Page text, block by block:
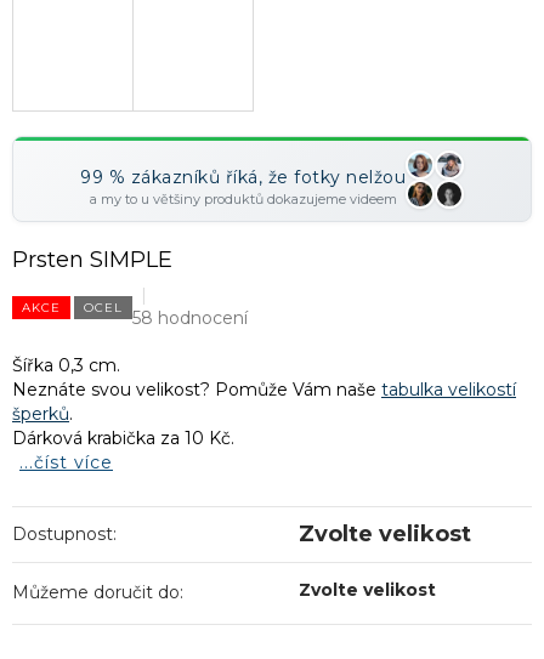
99 % zákazníků říká, že fotky nelžou
a my to u většiny produktů dokazujeme videem
Prsten SIMPLE
AKCE OCEL 58 hodnocení
Šířka 0,3 cm.
Neznáte svou velikost? Pomůže Vám naše tabulka velikostí
šperků.
Dárková krabička za 10 Kč.
...číst více
Dostupnost: Zvolte velikost
Můžeme doručit do: Zvolte velikost